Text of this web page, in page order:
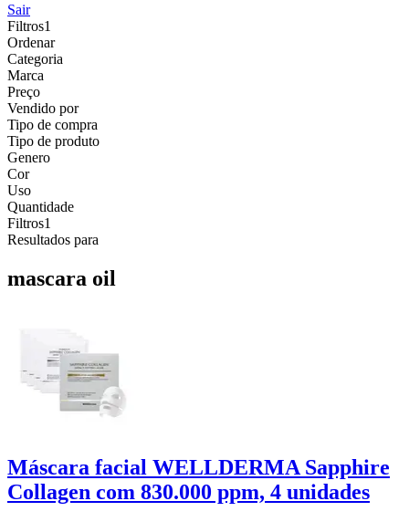
Sair
Filtros1
Ordenar
Categoria
Marca
Preço
Vendido por
Tipo de compra
Tipo de produto
Genero
Cor
Uso
Quantidade
Filtros1
Resultados para
mascara oil
Máscara facial WELLDERMA Sapphire
Collagen com 830.000 ppm, 4 unidades